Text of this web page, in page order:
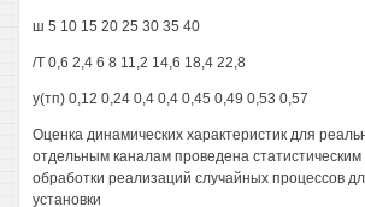
ш 5 10 15 20 25 30 35 40
/Т 0,6 2,4 6 8 11,2 14,6 18,4 22,8
у(тп) 0,12 0,24 0,4 0,4 0,45 0,49 0,53 0,57
Оценка динамических характеристик для
отдельным каналам проведена
обработки реализаций случайных процессов
установки